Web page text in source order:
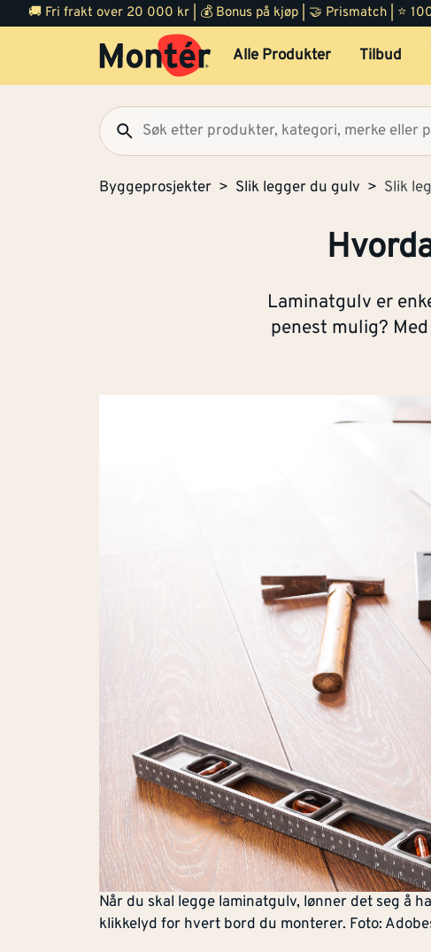
🚚 Fri frakt over 20 000 kr | 💰 Bonus på kjøp | 🤝 Prismatch | ⭐
Alle Produkter Tilbud
Byggeprosjekter Slik legger du gulv Slik
Laminatgulv er
penest mulig?
Når du skal legge laminatgulv, lønner det seg å
klikkelyd for hvert bord du monterer. Foto: